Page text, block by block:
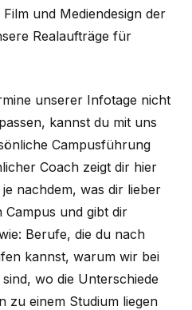
und Mediendesign der
Realaufträge für
unserer Infotage nicht
kannst du mit uns
Campusführung
Coach zeigt dir hier
nachdem, was dir lieber
und gibt dir
Berufe, die du nach
kannst, warum wir bei
wo die Unterschiede
zu einem Studium liegen